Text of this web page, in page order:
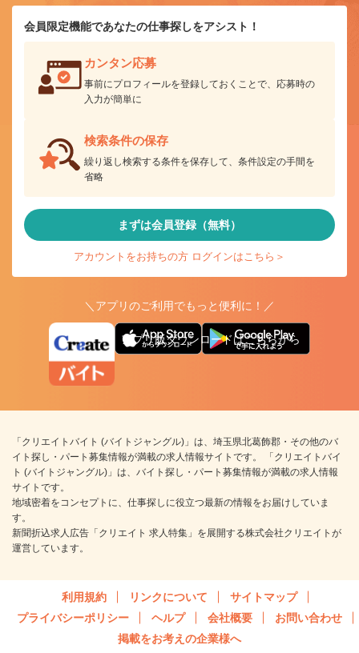
会員限定機能であなたの仕事探しをアシスト！
カンタン応募
事前にプロフィールを登録しておくことで、応募時の
入力が簡単に
検索条件の保存
繰り返し検索する条件を保存して、条件設定の手間を
省略
まずは会員登録（無料）
アカウントをお持ちの方 ログインはこちら＞
＼アプリのご利用でもっと便利に！／
アプリ版ダウンロードはこちらから
「クリエイトバイト (バイトジャングル)」は、埼玉県北葛飾郡・その他のバ
イト探し・パート募集情報が満載の求人情報サイトです。 「クリエイトバイ
ト (バイトジャングル)」は、バイト探し・パート募集情報が満載の求人情報
サイトです。
地域密着をコンセプトに、仕事探しに役立つ最新の情報をお届けしていま
す。
新聞折込求人広告「クリエイト 求人特集」を展開する株式会社クリエイトが
運営しています。
利用規約 リンクについて
サイトマップ
プライバシーポリシー
ヘルプ 会社概要
お問い合わせ
掲載をお考えの企業様へ